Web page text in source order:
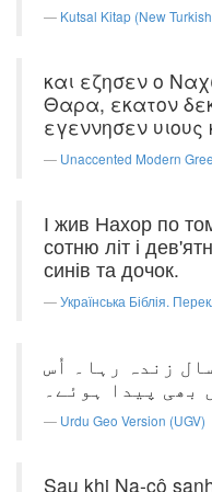
Kutsal Kitap (New
και εζησεν ο
Θαρα, εκατον
εγεννησεν
Unaccented Modern
І жив Нахор по
сотню літ і
синів та дочок.
Українська Біблія.
کے بعد وہ مزید 119 سال زندہ رہا۔ اُس
بھی پیدا ہوئے۔
Urdu Geo Version (UGV)
Sau khi Na-cô